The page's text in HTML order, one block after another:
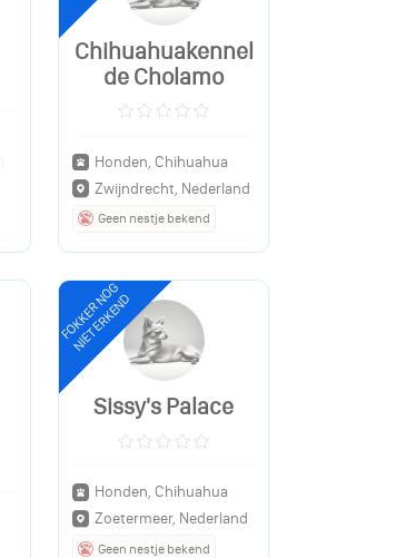
Chihuahuakennel
de Cholamo
Honden, Chihuahua
Zwijndrecht, Nederland
Geen nestje bekend
FOKKER NOG
NIET ERKEND
Sissy's Palace
Honden, Chihuahua
Zoetermeer, Nederland
Geen nestje bekend